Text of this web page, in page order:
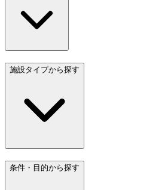
施設タイプから探す
条件・目的から探す